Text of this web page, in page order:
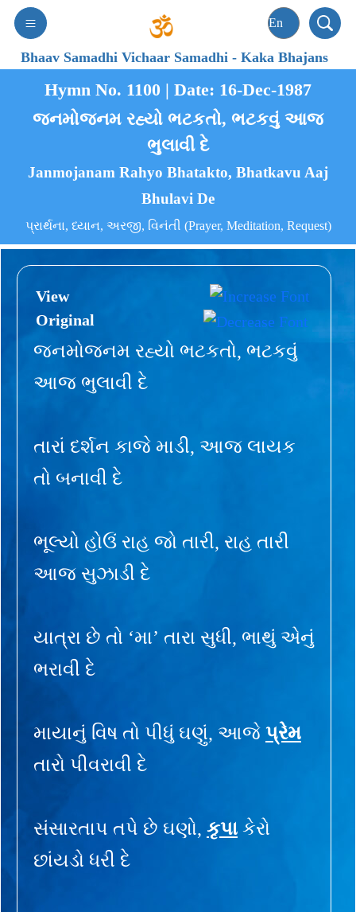
Bhaav Samadhi Vichaar Samadhi-Kaka Bhajans
Hymn No. 1100 | Date: 16-Dec-1987
જનમોજનમ રહ્યો ભટકતો, ભટકવું આજ
ભુલાવી દે
Janmojanam Rahyo Bhatakto, Bhatkavu Aaj
Bhulavi De
પ્રાર્થના, ધ્યાન, અરજી, વિનંતી (Prayer, Meditation, Request)
View
Original
જનમોજનમ રહ્યો ભટકતો, ભટકવું
આજ ભુલાવી દે
તારાં દર્શન કાજે માડી, આજ લાયક
તો બનાવી દે
ભૂલ્યો હોઉં રાહ જો તારી, રાહ તારી
આજ સુઝાડી દે
યાત્રા છે તો ‘મા’ તારા સુધી, ભાથું એનું
ભરાવી દે
માયાનું વિષ તો પીધું ઘણું, આજે પ્રેમ
તારો પીવરાવી દે
સંસારતાપ તપે છે ઘણો, કૃપા કેરો
છાંયડો ધરી દે